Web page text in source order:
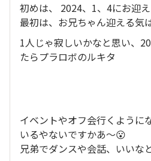
初めは、 2024、1、4にお迎
最初は、お兄ちゃん迎える気
1人じゃ寂しいかなと思い、
たらプラロボのルキタ
イベントやオフ会行くように
いるやないですかあ～😮
兄弟でダンスや会話、いいな